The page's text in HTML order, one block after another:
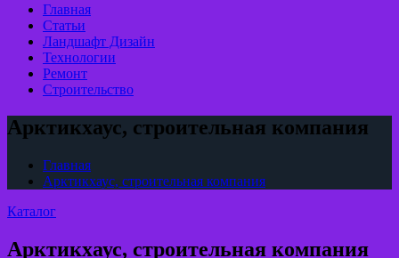
Главная
Статьи
Ландшафт Дизайн
Технологии
Ремонт
Строительство
Арктикхаус, строительная компания
Главная
Арктикхаус, строительная компания
Каталог
Арктикхаус, строительная компания